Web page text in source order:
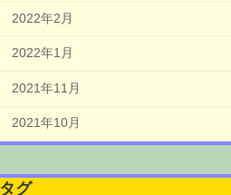
2022年2月
2022年1月
2021年11月
2021年10月
タグ